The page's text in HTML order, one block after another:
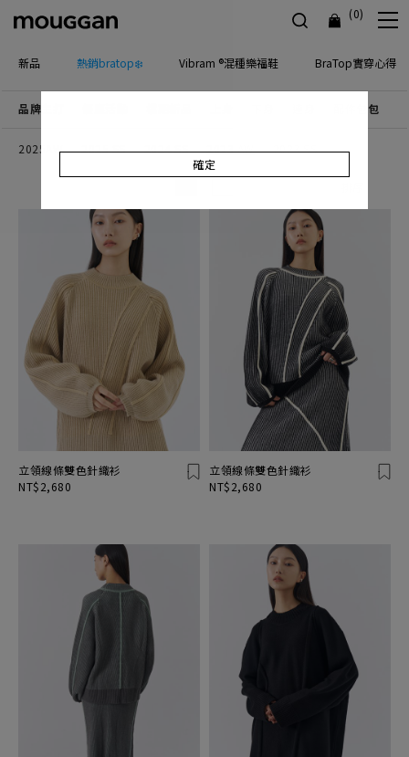
(0)
新品 熱銷bratop❄️ Vibram ®混種樂福鞋 BraTop實穿心得
品牌主打 配件包包
2025AW 2025 SS 2024 SS 2023 AW 2023 SS
立領線條雙色針織衫
NT$2,680
立領線條雙色針織衫
NT$2,680
確定